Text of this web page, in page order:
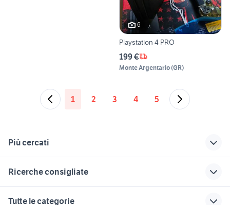
6
Playstation 4 PRO
199 €
Monte Argentario(GR)
1 2 3 4 5
Più cercati
Ricerche consigliate
Tutte le categorie